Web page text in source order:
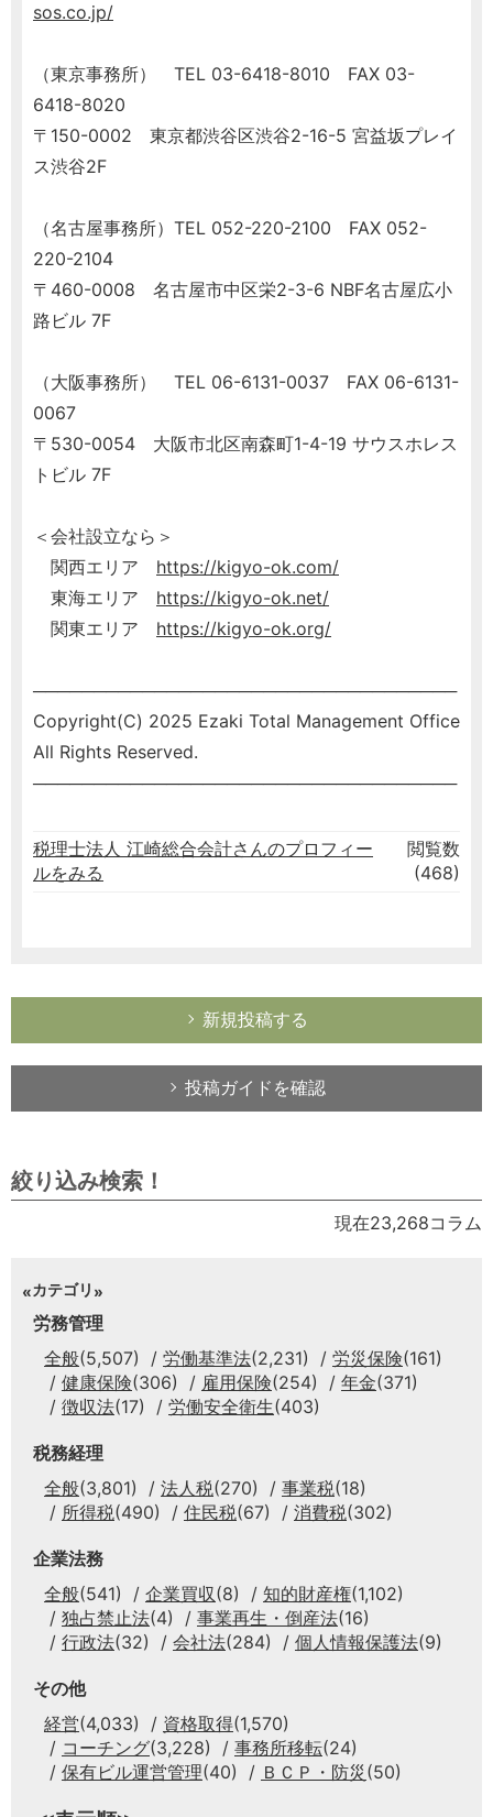
sos.co.jp/
（東京事務所） TEL 03-6418-8010 FAX 03-
6418-8020
〒150-0002 東京都渋谷区渋谷2-16-5 宮益坂プレイ
ス渋谷2F
（名古屋事務所）TEL 052-220-2100 FAX 052-
220-2104
〒460-0008 名古屋市中区栄2-3-6 NBF名古屋広小
路ビル 7F
（大阪事務所） TEL 06-6131-0037 FAX 06-6131-
0067
〒530-0054 大阪市北区南森町1-4-19 サウスホレス
トビル 7F
＜会社設立なら＞
関西エリア https://kigyo-ok.com/
東海エリア https://kigyo-ok.net/
関東エリア https://kigyo-ok.org/
───────────────────────────────────
Copyright(C) 2025 Ezaki Total Management Office
All Rights Reserved.
───────────────────────────────────
税理士法人 江崎総合会計さんのプロフィー
ルをみる
閲覧数
(468)
新規投稿する
投稿ガイドを確認
絞り込み検索！
現在23,268コラム
カテゴリ
労務管理
全般(5,507) 労働基準法(2,231) 労災保険(161)
健康保険(306) 雇用保険(254) 年金(371)
徴収法(17) 労働安全衛生(403)
税務経理
全般(3,801) 法人税(270) 事業税(18)
所得税(490) 住民税(67) 消費税(302)
企業法務
全般(541) 企業買収(8) 知的財産権(1,102)
独占禁止法(4) 事業再生・倒産法(16)
行政法(32) 会社法(284) 個人情報保護法(9)
その他
経営(4,033) 資格取得(1,570)
コーチング(3,228) 事務所移転(24)
保有ビル運営管理(40) ＢＣＰ・防災 (50)